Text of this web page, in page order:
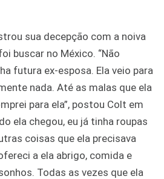
sua decepção com a noiva
buscar no México. “Não
futura ex-esposa. Ela veio para
nada. Até as malas que ela
para ela”, postou Colt em
ela chegou, eu já tinha roupas
coisas que ela precisava
a ela abrigo, comida e
Todas as vezes que ela